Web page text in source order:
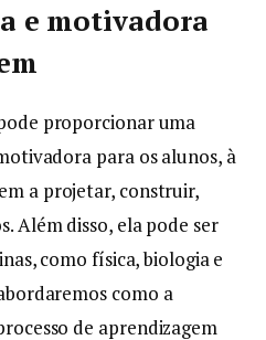
e motivadora
proporcionar uma
para os alunos, à
a projetar, construir,
Além disso, ela pode ser
como física, biologia e
como a
de aprendizagem